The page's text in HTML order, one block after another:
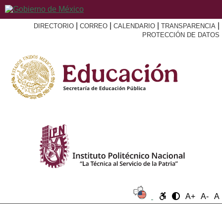
DIRECTORIO CORREO CALENDARIO TRANSPARENCIA
PROTECCIÓN DE DATOS
A+ A- A